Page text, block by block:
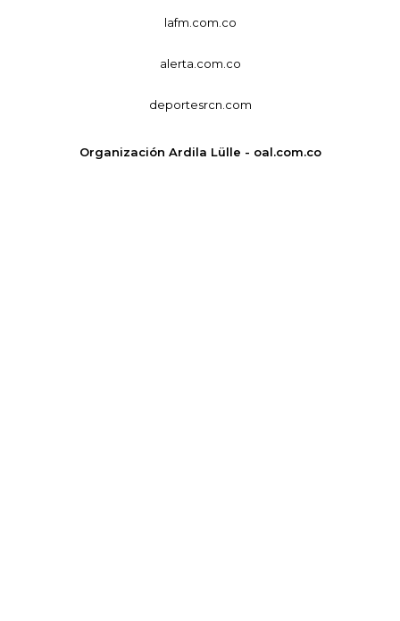
lafm.com.co
alerta.com.co
deportesrcn.com
Organización Ardila Lülle - oal.com.co